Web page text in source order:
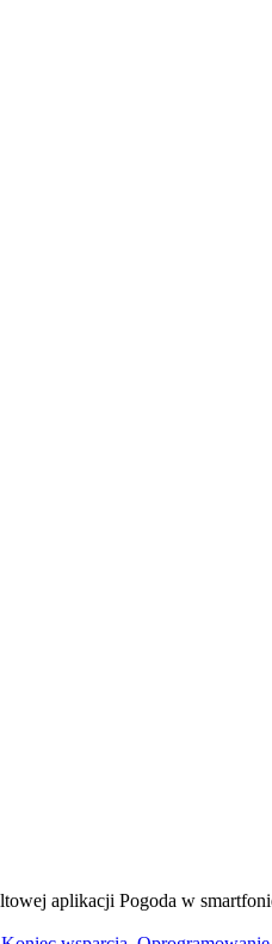
aplikacji Pogoda w